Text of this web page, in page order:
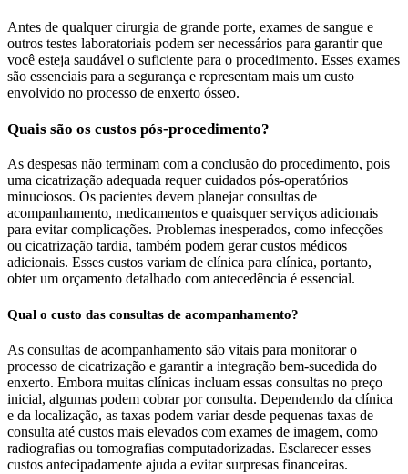
Antes de qualquer cirurgia de grande porte, exames de sangue e
outros testes laboratoriais podem ser necessários para garantir que
você esteja saudável o suficiente para o procedimento. Esses exames
são essenciais para a segurança e representam mais um custo
envolvido no processo de enxerto ósseo.
Quais são os custos pós-procedimento?
As despesas não terminam com a conclusão do procedimento, pois
uma cicatrização adequada requer cuidados pós-operatórios
minuciosos. Os pacientes devem planejar consultas de
acompanhamento, medicamentos e quaisquer serviços adicionais
para evitar complicações. Problemas inesperados, como infecções
ou cicatrização tardia, também podem gerar custos médicos
adicionais. Esses custos variam de clínica para clínica, portanto,
obter um orçamento detalhado com antecedência é essencial.
Qual o custo das consultas de acompanhamento?
As consultas de acompanhamento são vitais para monitorar o
processo de cicatrização e garantir a integração bem-sucedida do
enxerto. Embora muitas clínicas incluam essas consultas no preço
inicial, algumas podem cobrar por consulta. Dependendo da clínica
e da localização, as taxas podem variar desde pequenas taxas de
consulta até custos mais elevados com exames de imagem, como
radiografias ou tomografias computadorizadas. Esclarecer esses
custos antecipadamente ajuda a evitar surpresas financeiras.